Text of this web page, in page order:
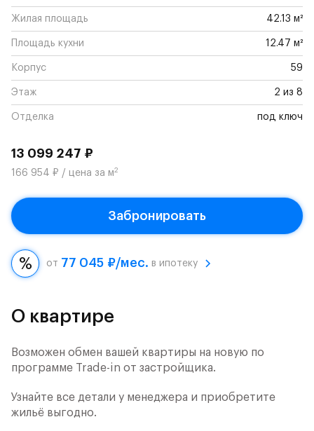
Жилая площадь 42.13 м²
Площадь кухни 12.47 м²
Корпус 59
Этаж 2 из 8
Отделка под ключ
13 099 247 ₽
166 954 ₽ / цена за м2
Забронировать
от 77 045 ₽/мес. в ипотеку
О квартире
Возможен обмен вашей квартиры на новую по
программе Trade-in от застройщика.
Узнайте все детали у менеджера и приобретите
жильё выгодно.